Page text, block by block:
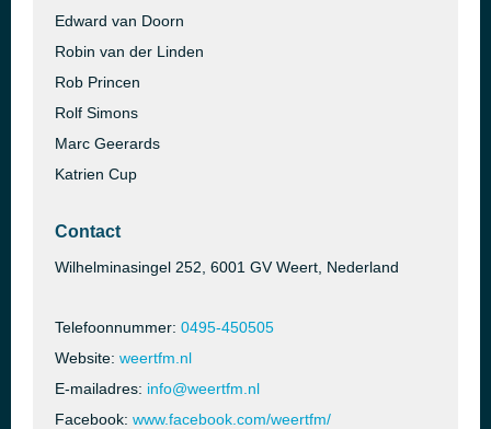
Edward van Doorn
Robin van der Linden
Rob Princen
Rolf Simons
Marc Geerards
Katrien Cup
Contact
Wilhelminasingel 252, 6001 GV Weert, Nederland
Telefoonnummer: 0495-450505
Website: weertfm.nl
E-mailadres: info@weertfm.nl
Facebook: www.facebook.com/weertfm/